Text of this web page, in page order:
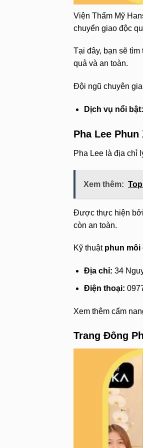
Viện Thẩm Mỹ
chuyển giao độc
Tại đây, bạn sẽ
quả và an toàn.
Đội ngũ chuyên
Dịch vụ nổi bật:
Pha Lee Phun
Pha Lee là địa chỉ
Xem thêm:
Được thực hiện bởi
còn an toàn.
Kỹ thuật phun môi
Địa chỉ: 34
Điện thoại:
Xem thêm cẩm
Trang Đông